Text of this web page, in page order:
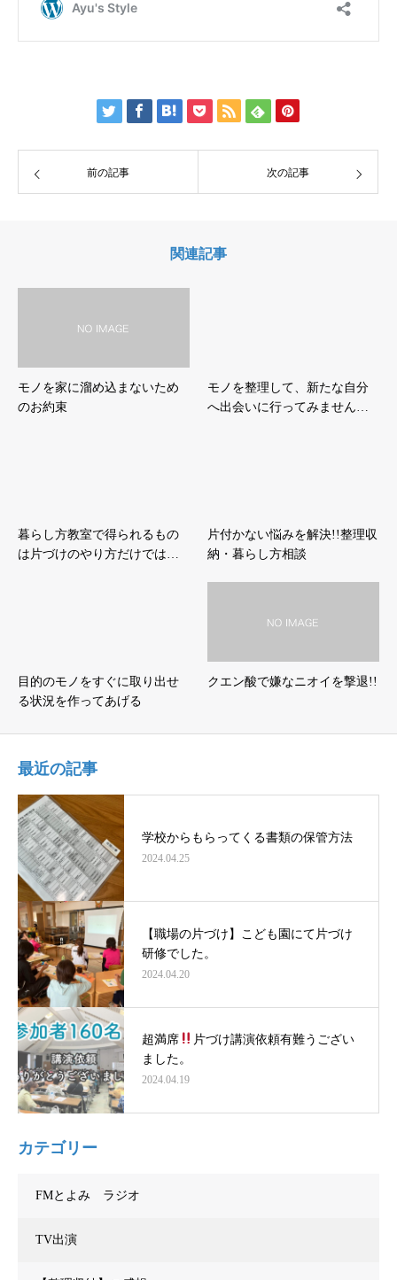
前の記事 次の記事
関連記事
モノを家に溜め込まないため
のお約束
モノを整理して、新たな自分
へ出会いに行ってみません…
暮らし方教室で得られるもの
は片づけのやり方だけでは…
片付かない悩みを解決!!整理収
納・暮らし方相談
目的のモノをすぐに取り出せ
る状況を作ってあげる
クエン酸で嫌なニオイを撃退!!
最近の記事
学校からもらってくる書類の保管方法
2024.04.25
【職場の片づけ】こども園にて片づけ
研修でした。
2024.04.20
超満席
片づけ講演依頼有難うござい
ました。
2024.04.19
カテゴリー
FMとよみ ラジオ
TV出演